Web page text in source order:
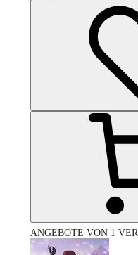
ANGEBOTE VON 1